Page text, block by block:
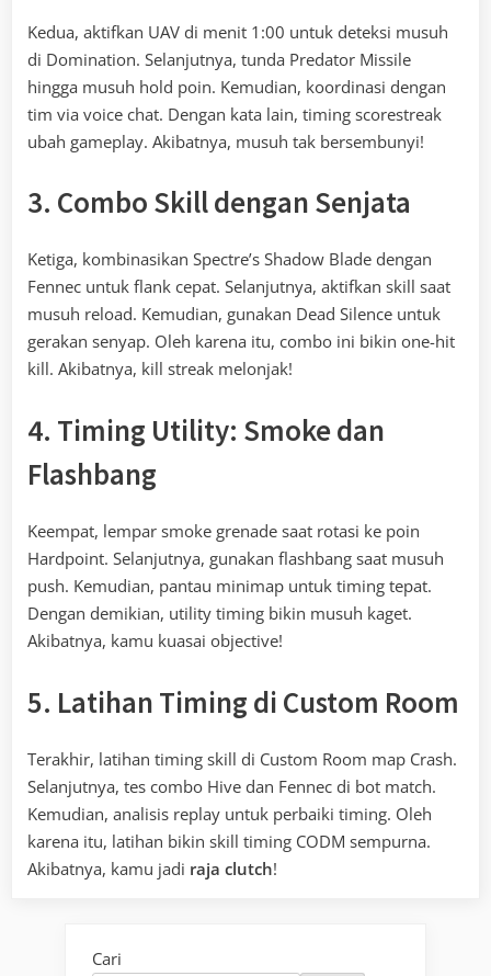
Kedua, aktifkan UAV di menit 1:00 untuk deteksi musuh
di Domination. Selanjutnya, tunda Predator Missile
hingga musuh hold poin. Kemudian, koordinasi dengan
tim via voice chat. Dengan kata lain, timing scorestreak
ubah gameplay. Akibatnya, musuh tak bersembunyi!
3. Combo Skill dengan Senjata
Ketiga, kombinasikan Spectre’s Shadow Blade dengan
Fennec untuk flank cepat. Selanjutnya, aktifkan skill saat
musuh reload. Kemudian, gunakan Dead Silence untuk
gerakan senyap. Oleh karena itu, combo ini bikin one-hit
kill. Akibatnya, kill streak melonjak!
4. Timing Utility: Smoke dan
Flashbang
Keempat, lempar smoke grenade saat rotasi ke poin
Hardpoint. Selanjutnya, gunakan flashbang saat musuh
push. Kemudian, pantau minimap untuk timing tepat.
Dengan demikian, utility timing bikin musuh kaget.
Akibatnya, kamu kuasai objective!
5. Latihan Timing di Custom Room
Terakhir, latihan timing skill di Custom Room map Crash.
Selanjutnya, tes combo Hive dan Fennec di bot match.
Kemudian, analisis replay untuk perbaiki timing. Oleh
karena itu, latihan bikin skill timing CODM sempurna.
Akibatnya, kamu jadi raja clutch!
Cari